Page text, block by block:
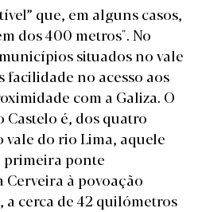
que, em alguns casos,
dos 400 metros". No
situados no vale
no acesso aos
com a Galiza. O
é, dos quatro
do rio Lima, aquele
primeira ponte
à povoação
cerca de 42 quilómetros